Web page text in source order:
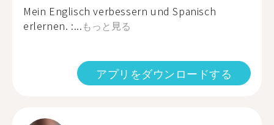
Mein Englisch verbessern und Spanisch
erlernen. :...もっと見る
アプリをダウンロードする